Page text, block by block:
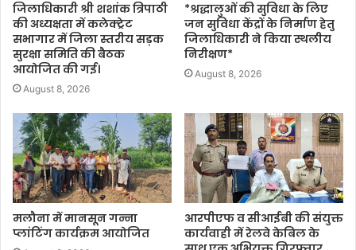
जिलाधिकारी श्री शशांक त्रिपाठी
की अध्यक्षता में कलेक्ट्रेट
सभागार में जिला स्तरीय सड़क
सुरक्षा समिति की बैठक
आयोजित की गई।
August 8, 2026
*श्रद्धालुओं की सुविधा के लिए
जन सुविधा केंद्रों के निर्माण हेतु
जिलाधिकारी ने किया स्थलीय
निरीक्षण*
August 8, 2026
मलौना में मानसून गन्ना
प्लांटिंग कार्यक्रम आयोजित
आरपीएफ व सीआईबी की संयुक्त
कार्यवाही में रेलवे केबिल के